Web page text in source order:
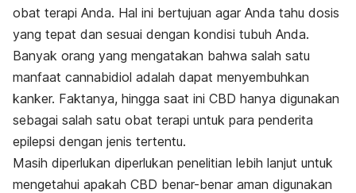
obat terapi Anda. Hal ini bertujuan agar Anda tahu dosis
yang tepat dan sesuai dengan kondisi tubuh Anda.
Banyak orang yang mengatakan bahwa salah satu
manfaat cannabidiol adalah dapat menyembuhkan
kanker. Faktanya, hingga saat ini CBD hanya digunakan
sebagai salah satu obat terapi untuk para penderita
epilepsi dengan jenis tertentu.
Masih diperlukan diperlukan penelitian lebih lanjut untuk
mengetahui apakah CBD benar-benar aman digunakan